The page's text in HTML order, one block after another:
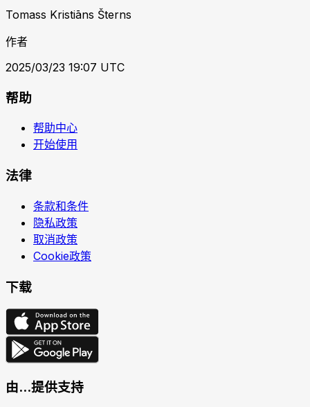
Tomass Kristiāns Šterns
作者
2025/03/23 19:07 UTC
帮助
帮助中心
开始使用
法律
条款和条件
隐私政策
取消政策
Cookie政策
下载
由...提供支持